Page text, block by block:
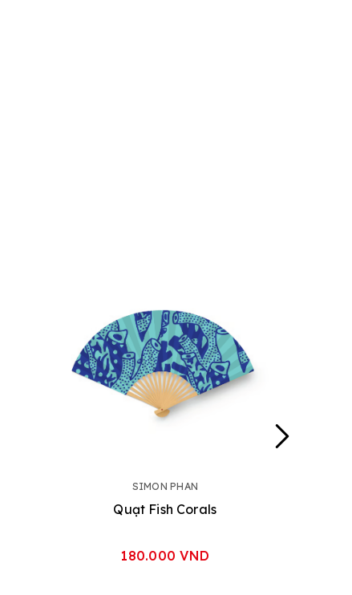
SIMON PHAN
Quạt Fish Corals
180.000 VND